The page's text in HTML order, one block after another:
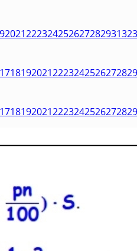
202122232425262728293132
17181920212223242526272829
17181920212223242526272829